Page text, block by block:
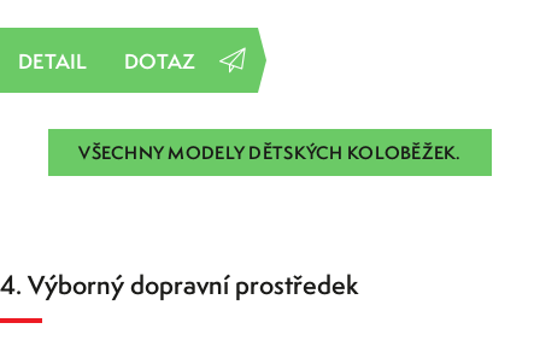
DOTAZ
VŠECHNY MODELY DĚTSKÝCH KOLOBĚŽEK.
4. Výborný dopravní prostředek